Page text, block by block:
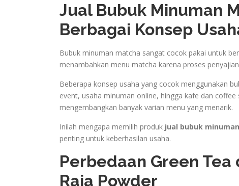
Jual Bubuk Minuman
Berbagai Konsep
Bubuk minuman matcha sangat cocok pakai untuk
menambahkan menu matcha karena proses
Beberapa konsep usaha yang cocok menggunakan
event, usaha minuman online, hingga kafe dan
mengembangkan banyak varian menu yang menarik.
Inilah mengapa memilih produk jual bubuk
penting untuk keberhasilan usaha.
Perbedaan Green
Raja Powder